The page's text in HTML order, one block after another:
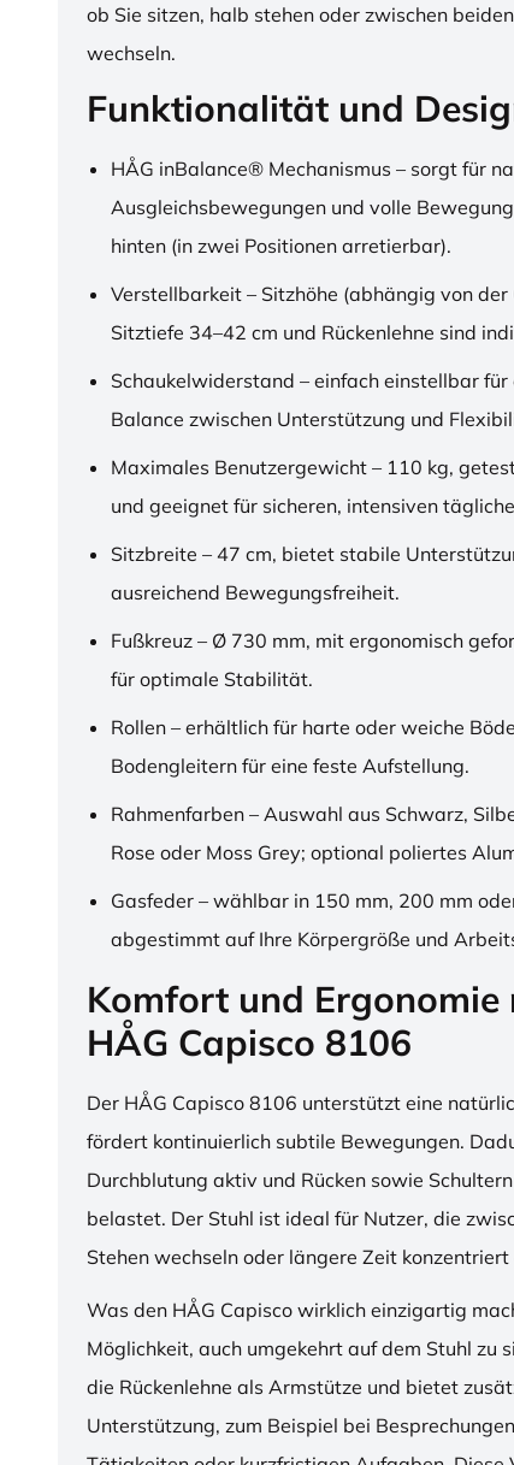
ob Sie sitzen, halb stehen oder zwischen
wechseln.
Funktionalität und
HÅG inBalance® Mechanismus – sorgt für
Ausgleichsbewegungen und volle
hinten (in zwei Positionen arretierbar).
Verstellbarkeit – Sitzhöhe (abhängig von der
Sitztiefe 34–42 cm und Rückenlehne sind
Schaukelwiderstand – einfach einstellbar für
Balance zwischen Unterstützung und
Maximales Benutzergewicht – 110 kg,
und geeignet für sicheren, intensiven
Sitzbreite – 47 cm, bietet stabile
ausreichend Bewegungsfreiheit.
Fußkreuz – Ø 730 mm, mit ergonomisch
für optimale Stabilität.
Rollen – erhältlich für harte oder weiche
Bodengleitern für eine feste Aufstellung.
Rahmenfarben – Auswahl aus Schwarz,
Rose oder Moss Grey; optional poliertes
Gasfeder – wählbar in 150 mm, 200 mm
abgestimmt auf Ihre Körpergröße und
Komfort und Ergonomie
HÅG Capisco 8106
Der HÅG Capisco 8106 unterstützt eine
fördert kontinuierlich subtile Bewegungen.
Durchblutung aktiv und Rücken sowie
belastet. Der Stuhl ist ideal für Nutzer, die
Stehen wechseln oder längere Zeit
Was den HÅG Capisco wirklich einzigartig
Möglichkeit, auch umgekehrt auf dem Stuhl zu
die Rückenlehne als Armstütze und bietet
Unterstützung, zum Beispiel bei